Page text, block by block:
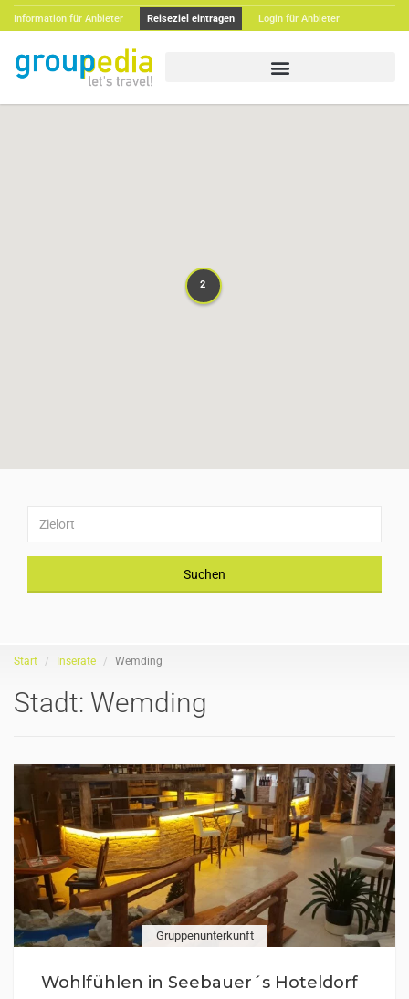
Information für Anbieter Reiseziel eintragen Login für Anbieter
22
Suchen
Start Inserate Wemding
Stadt: Wemding
Gruppenunterkunft
Wohlfühlen in Seebauer´s Hoteldorf